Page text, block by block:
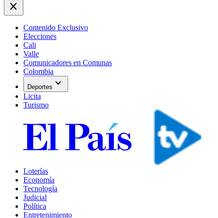
close
Contenido Exclusivo
Elecciones
Cali
Valle
Comunicadores en Comunas
Colombia
Deportes expand_more
Licita
Turismo
Loterías
Economía
Tecnología
Judicial
Política
Entretenimiento